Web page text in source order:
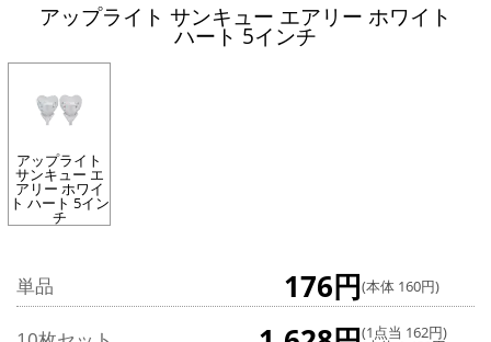
アップライト サンキュー エアリー ホワイト
ハート 5インチ
アップライト
サンキュー エ
アリー ホワイ
ト ハート 5イン
チ
単品 176円(本体 160円)
(1点当 162円)